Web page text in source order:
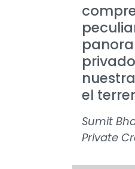
el
Sumit
Private